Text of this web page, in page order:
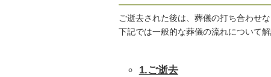
ご逝去された後は、葬儀の打ち合わせ
下記では一般的な葬儀の流れについて解
1.ご逝去